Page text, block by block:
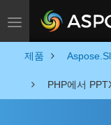
Toggle navigation
제품
PHP에서